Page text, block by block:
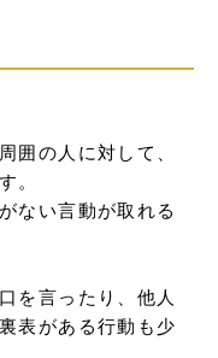
囲の人に対して、
。
ない言動が取れる
を言ったり、他人
表がある行動も少